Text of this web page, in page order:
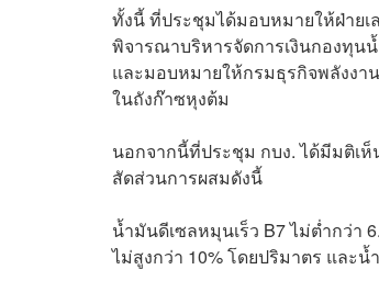
ทั้งนี้ ที่ประชุมได้มอบหมายให้ฝ่าย
พิจารณาบริหารจัดการเงินกองทุน
และมอบหมายให้กรมธุรกิจพลังงา
ในถังก๊าซหุงต้ม
นอกจากนี้ที่ประชุม กบง. ได้มีมติเ
สัดส่วนการผสมดังนี้
น้ำมันดีเซลหมุนเร็ว B7 ไม่ต่ำกว่า
ไม่สูงกว่า 10% โดยปริมาตร และน้